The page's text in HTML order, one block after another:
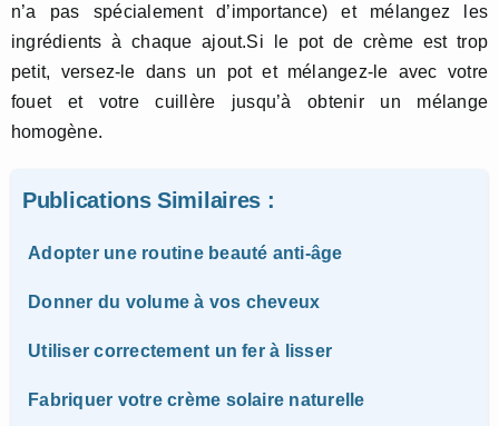
n’a pas spécialement d’importance) et mélangez les
ingrédients à chaque ajout.Si le pot de crème est trop
petit, versez-le dans un pot et mélangez-le avec votre
fouet et votre cuillère jusqu’à obtenir un mélange
homogène.
Publications Similaires :
Adopter une routine beauté anti-âge
Donner du volume à vos cheveux
Utiliser correctement un fer à lisser
Fabriquer votre crème solaire naturelle